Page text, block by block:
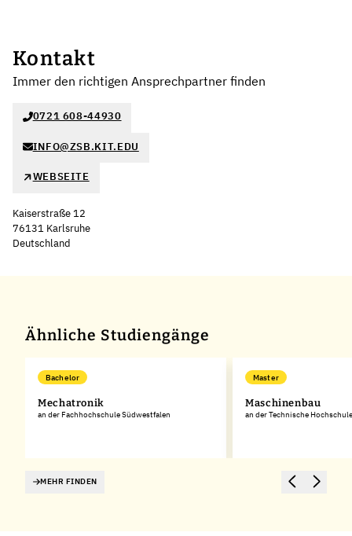
Kontakt
Immer den richtigen Ansprechpartner finden
0721 608-44930
INFO@ZSB.KIT.EDU
WEBSEITE
Kaiserstraße 12
76131 Karlsruhe
Deutschland
Ähnliche Studiengänge
Bachelor
Mechatronik
an der Fachhochschule Südwestfalen
Master
Maschinenbau
an der Technische
MEHR FINDEN